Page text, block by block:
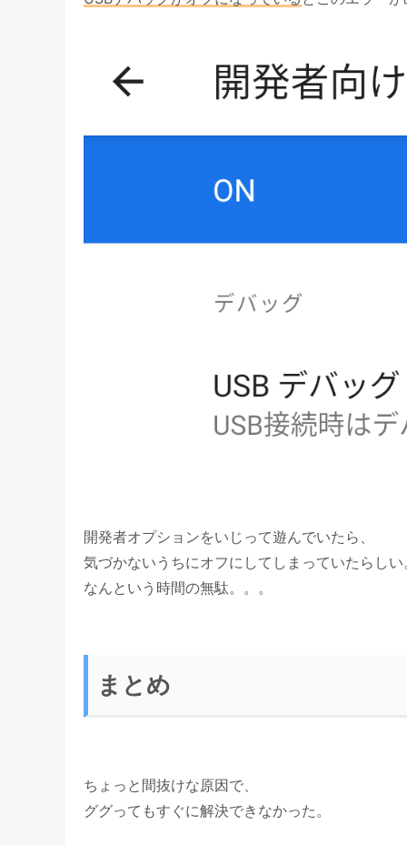
開発者オプションをいじって遊んでいたら、
気づかないうちにオフにしてしまっていたらしい
なんという時間の無駄。。。
まとめ
ちょっと間抜けな原因で、
ググってもすぐに解決できなかった。